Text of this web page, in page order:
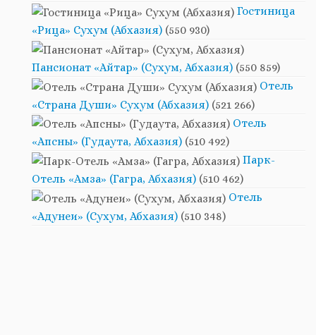
Гостиница
«Рица» Сухум (Абхазия) (550 930)
Пансионат «Айтар» (Сухум, Абхазия) (550 859)
Отель
«Страна Души» Сухум (Абхазия) (521 266)
Отель
«Апсны» (Гудаута, Абхазия) (510 492)
Парк-
Отель «Амза» (Гагра, Абхазия) (510 462)
Отель
«Адунеи» (Сухум, Абхазия) (510 348)